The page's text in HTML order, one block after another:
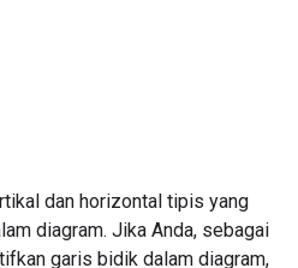
dan horizontal tipis yang
diagram. Jika Anda, sebagai
garis bidik dalam diagram,